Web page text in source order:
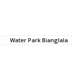
Water Park Bianglala